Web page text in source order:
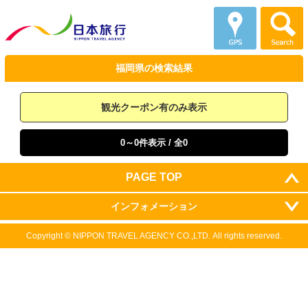
福岡県の検索結果
観光クーポン有のみ表示
0～0件表示 / 全0
PAGE TOP
インフォメーション
Copyright © NIPPON TRAVEL AGENCY CO.,LTD. All rights reserved.